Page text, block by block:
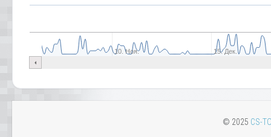
10. Ноя. 15. Дек.
© 2025 CS-